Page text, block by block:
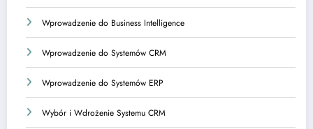
Wprowadzenie do Business Intelligence
Wprowadzenie do Systemów CRM
Wprowadzenie do Systemów ERP
Wybór i Wdrożenie Systemu CRM